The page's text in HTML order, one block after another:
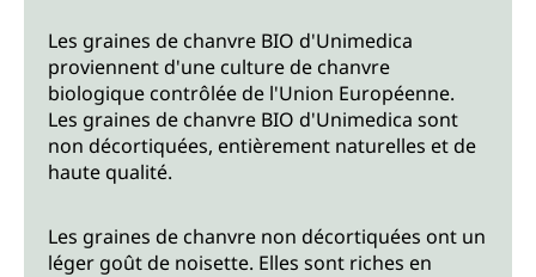
Les graines de chanvre BIO d'Unimedica
proviennent d'une culture de chanvre
biologique contrôlée de l'Union Européenne.
Les graines de chanvre BIO d'Unimedica sont
non décortiquées, entièrement naturelles et de
haute qualité.
Les graines de chanvre non décortiquées ont un
léger goût de noisette. Elles sont riches en